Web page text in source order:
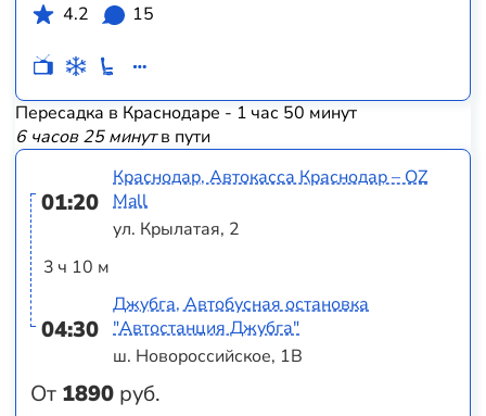
4.2
15
Пересадка в Краснодаре - 1 час 50 минут
6 часов 25 минутв пути
01:20
3 ч 10 м
04:30
От 1890 руб.
Краснодар, Автокасса Краснодар – OZ
Mall
ул. Крылатая, 2
Джубга, Автобусная остановка
"Автостанция Джубга"
ш. Новороссийское, 1В